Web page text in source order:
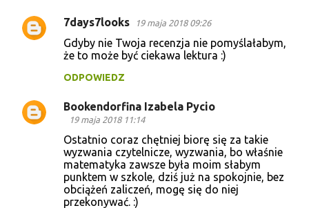
7days7looks 19 maja 2018 09:26
Gdyby nie Twoja recenzja nie pomyślałabym,
że to może być ciekawa lektura :)
ODPOWIEDZ
Bookendorfina Izabela Pycio
19 maja 2018 11:14
Ostatnio coraz chętniej biorę się za takie
wyzwania czytelnicze, wyzwania, bo właśnie
matematyka zawsze była moim słabym
punktem w szkole, dziś już na spokojnie, bez
obciążeń zaliczeń, mogę się do niej
przekonywać. :)